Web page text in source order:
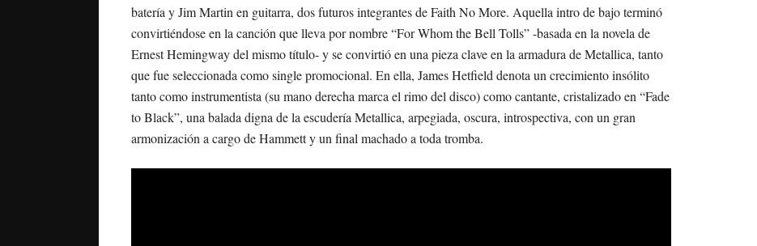
batería y Jim Martin en guitarra, dos futuros integrantes de Faith No More. Aquella intro de bajo terminó
convirtiéndose en la canción que lleva por nombre “For Whom the Bell Tolls” -basada en la novela de
Ernest Hemingway del mismo título- y se convirtió en una pieza clave en la armadura de Metallica, tanto
que fue seleccionada como single promocional. En ella, James Hetfield denota un crecimiento insólito
tanto como instrumentista (su mano derecha marca el rimo del disco) como cantante, cristalizado en “Fade
to Black”, una balada digna de la escudería Metallica, arpegiada, oscura, introspectiva, con un gran
armonización a cargo de Hammett y un final machado a toda tromba.